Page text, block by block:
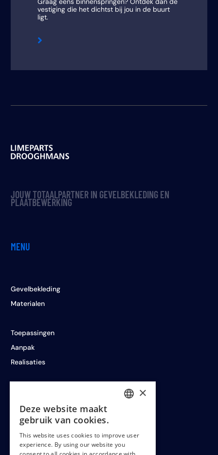
vestiging die het dichtst bij jou in de buurt
ligt.

JOUW TOTAALPARTNER IN GEVELBEKLEDING EN
PLAATBEWERKING
MENU
Gevelbekleding
Materialen
Toepassingen
Aanpak
Realisaties
LEGAL
Cookiepolicy
×
Deze website maakt
gebruik van cookies.
This website uses cookies to improve user
experience. By using our website you